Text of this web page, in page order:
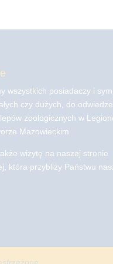
wszystkich posiadaczy i
czy dużych, do
zoologicznych w
Mazowieckim
wizytę na naszej stronie
która przybliży Państwu